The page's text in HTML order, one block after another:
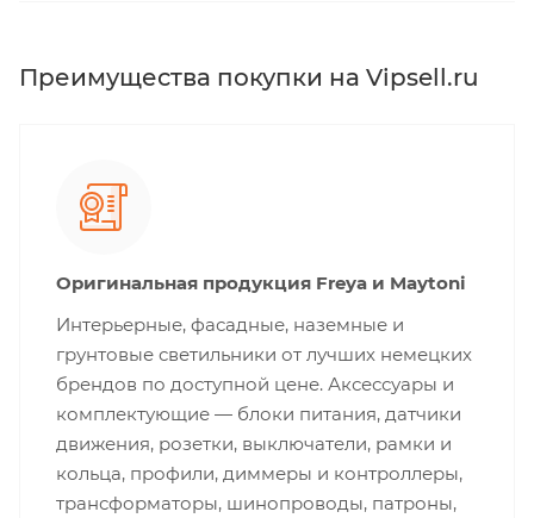
Преимущества покупки на Vipsell.ru
Оригинальная продукция Freya и Maytoni
Интерьерные, фасадные, наземные и
грунтовые светильники от лучших немецких
брендов по доступной цене. Аксессуары и
комплектующие — блоки питания, датчики
движения, розетки, выключатели, рамки и
кольца, профили, диммеры и контроллеры,
трансформаторы, шинопроводы, патроны,